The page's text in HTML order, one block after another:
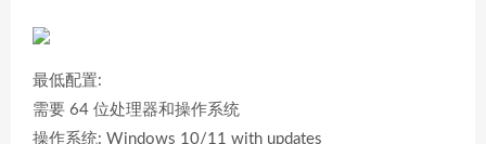
最低配置:
需要 64 位处理器和操作系统
操作系统: Windows 10/11 with updates